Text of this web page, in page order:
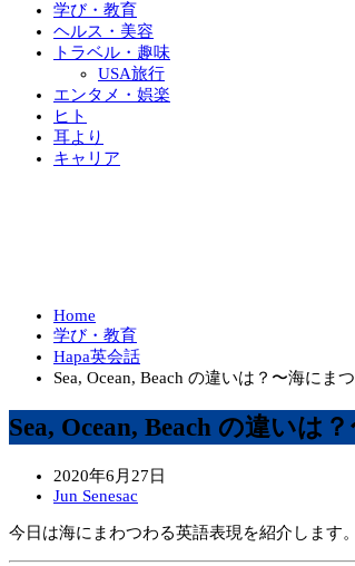
学び・教育
ヘルス・美容
トラベル・趣味
USA旅行
エンタメ・娯楽
ヒト
耳より
キャリア
Home
学び・教育
Hapa英会話
Sea, Ocean, Beach の違いは？〜海にま
Sea, Ocean, Beach の違いは
2020年6月27日
Jun Senesac
今日は海にまわつわる英語表現を紹介します